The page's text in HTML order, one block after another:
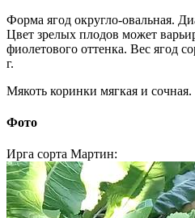
Форма ягод округло-овальная.
Цвет зрелых плодов может
фиолетового оттенка. Вес ягод
г.
Мякоть коринки мягкая и сочная.
Фото
Ирга сорта Мартин: